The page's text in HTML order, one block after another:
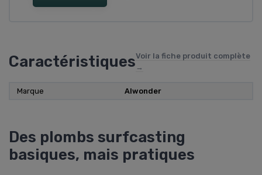
CaractéristiquesVoir la fiche produit complète
→
Marque Alwonder
Des plombs surfcasting
basiques, mais pratiques